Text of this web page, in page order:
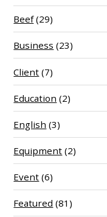
Beef(29)
Business (23)
Client (7)
Education (2)
English (3)
Equipment (2)
Event (6)
Featured (81)